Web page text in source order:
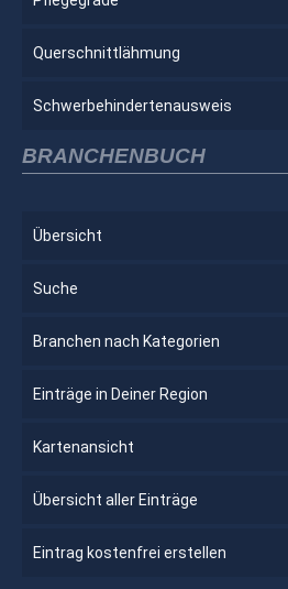
Querschnittlähmung
Schwerbehindertenausweis
BRANCHENBUCH
Übersicht
Suche
Branchen nach Kategorien
Einträge in Deiner Region
Kartenansicht
Übersicht aller Einträge
Eintrag kostenfrei erstellen